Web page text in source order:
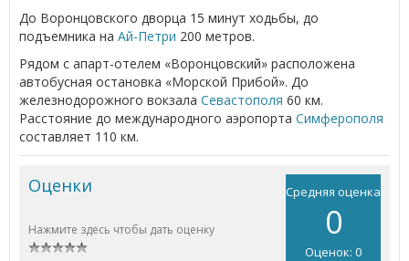
До Воронцовского дворца 15 минут ходьбы, до
подъемника на Ай-Петри 200 метров.
Рядом с апарт-отелем «Воронцовский» расположена
автобусная остановка «Морской Прибой». До
железнодорожного вокзала Севастополя 60 км.
Расстояние до международного аэропорта Симферополя
составляет 110 км.
Средняя оценка
0
Оценок: 0
Оценки
Нажмите здесь чтобы дать оценку